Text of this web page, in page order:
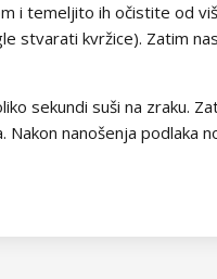
i temeljito ih očistite od
stvarati kvržice). Zatim
sekundi suši na zraku.
nanošenja podlaka